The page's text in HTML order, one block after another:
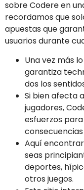
sobre Codere en
recordamos que
apuestas que
usuarios durante
Una vez más
garantiza
dos los
Si bien afecta
jugadores,
esfuerzos
Aquí
seas
deportes,
otros juegos.